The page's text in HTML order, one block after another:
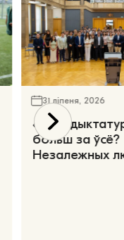
31 ліпеня, 2026
«Чаго
больш за ўсё?
Незалежных